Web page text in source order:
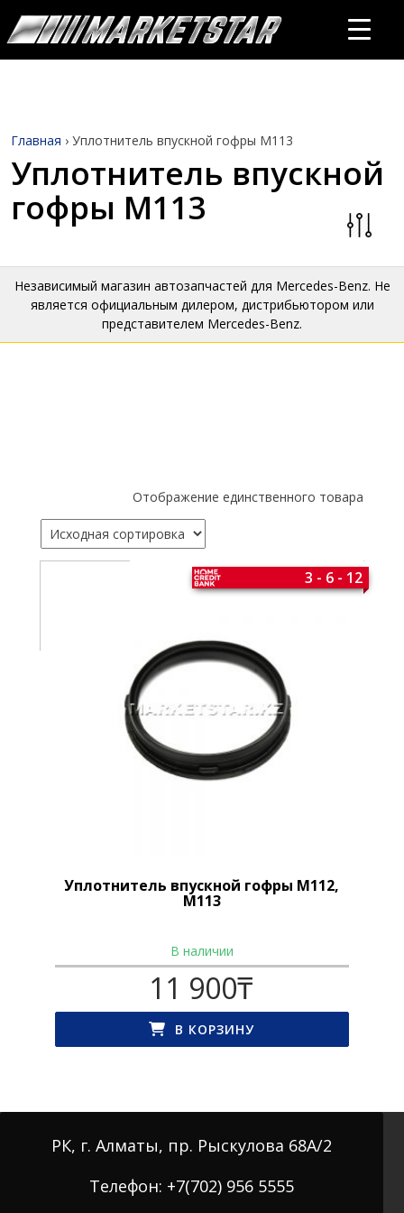
Главная › Уплотнитель впускной гофры M113
Уплотнитель впускной
гофры M113
Независимый магазин автозапчастей для Mercedes-Benz. Не
является официальным дилером, дистрибьютором или
представителем Mercedes-Benz.
Отображение единственного товара
Уплотнитель впускной гофры M112,
M113
3 - 6 - 12
В наличии
11 900₸
В КОРЗИНУ
РК, г. Алматы, пр. Рыскулова 68А/2
Телефон: +7(702) 956 5555